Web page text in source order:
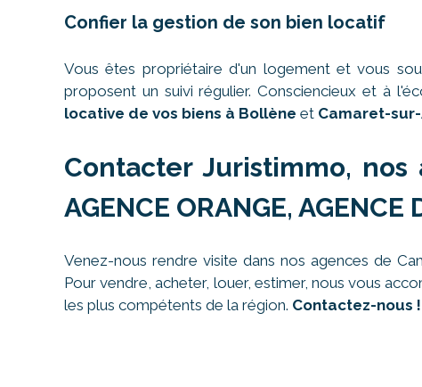
Confier la gestion de son bien locatif
Vous êtes propriétaire d'un logement et vous
proposent un suivi régulier. Consciencieux et à
locative de vos biens à Bollène et Camaret-
Contacter Juristimmo,
AGENCE ORANGE,
Venez-nous rendre visite dans nos agences de
Pour vendre, acheter, louer, estimer, nous vous
les plus compétents de la région. Contactez-nous !